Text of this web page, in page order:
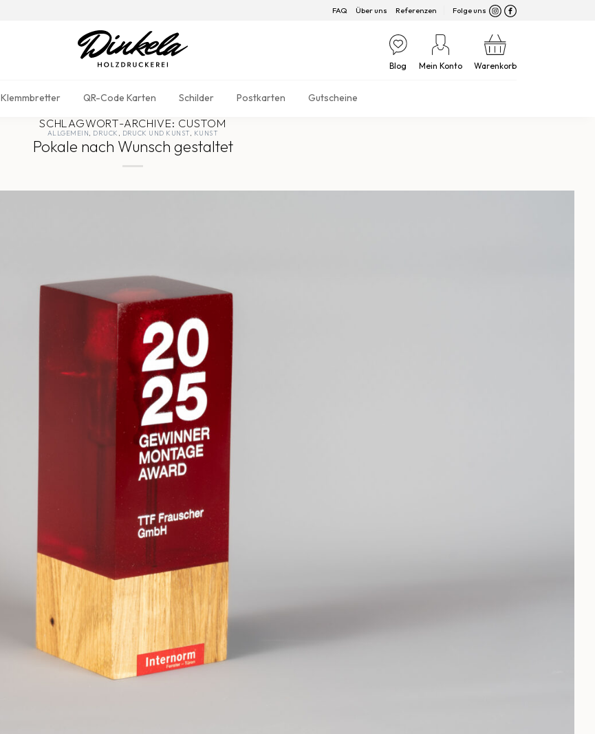
FAQ Über uns Referenzen Folge uns
Blog Mein Konto Warenkorb
Klemmbretter QR-Code Karten Schilder Postkarten Gutscheine
SCHLAGWORT-ARCHIVE: CUSTOM
ALLGEMEIN, DRUCK , DRUCK UND KUNST, KUNST
Pokale nach Wunsch gestaltet